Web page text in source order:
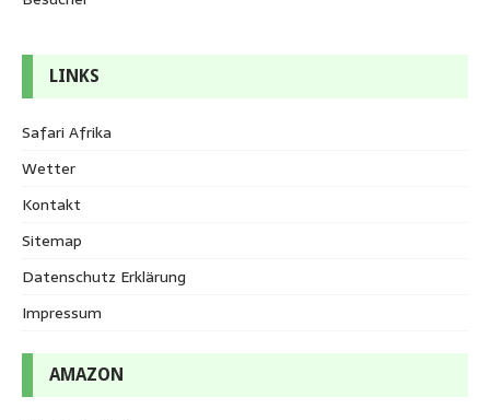
LINKS
Safari Afrika
Wetter
Kontakt
Sitemap
Datenschutz Erklärung
Impressum
AMAZON